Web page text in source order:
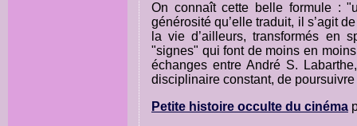
On connaît cette belle formule :
générosité qu’elle traduit, il s’agit
la vie d’ailleurs, transformés en
"signes" qui font de moins en
échanges entre André S.
disciplinaire constant, de
Petite histoire occulte du cinéma